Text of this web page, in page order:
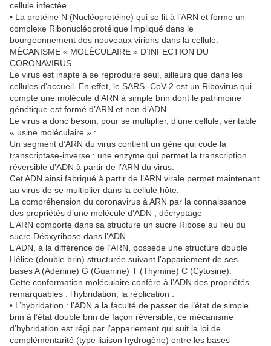
cellule infectée.
• La protéine N (Nucléoprotéine) qui se lit à l’ARN et forme un
complexe Ribonucléoprotéique Impliqué dans le
bourgeonnement des nouveaux virions dans la cellule.
MÉCANISME « MOLÉCULAIRE » D’INFECTION DU
CORONAVIRUS
Le virus est inapte à se reproduire seul, ailleurs que dans les
cellules d’accueil. En effet, le SARS -CoV-2 est un Ribovirus qui
compte une molécule d’ARN à simple brin dont le patrimoine
génétique est formé d’ARN et non d’ADN.
Le virus a donc besoin, pour se multiplier, d’une cellule, véritable
« usine moléculaire » :
Un segment d’ARN du virus contient un gène qui code la
transcriptase-inverse : une enzyme qui permet la transcription
réversible d’ADN à partir de l’ARN du virus.
Cet ADN ainsi fabriqué à partir de l’ARN virale permet maintenant
au virus de se multiplier dans la cellule hôte.
La compréhension du coronavirus à ARN par la connaissance
des propriétés d’une molécule d’ADN , décryptage
L’ARN comporte dans sa structure un sucre Ribose au lieu du
sucre Déoxyribose dans l’ADN
L’ADN, à la différence de l’ARN, possède une structure double
Hélice (double brin) structurée suivant l’appariement de ses
bases A (Adénine) G (Guanine) T (Thymine) C (Cytosine).
Cette conformation moléculaire confère à l’ADN des propriétés
remarquables : l’hybridation, la réplication :
• L’hybridation : l’ADN a la faculté de passer de l’état de simple
brin à l’état double brin de façon réversible, ce mécanisme
d’hybridation est régi par l’appariement qui suit la loi de
complémentarité (type liaison hydrogène) entre les bases